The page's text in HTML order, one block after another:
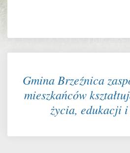
Gmina Brzeźnica
mieszkańców
życia, edukacji